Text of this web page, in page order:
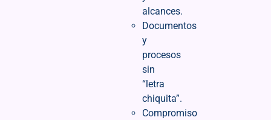
alcances.
Documentos
y
procesos
sin
“letra
chiquita”.
Compromiso